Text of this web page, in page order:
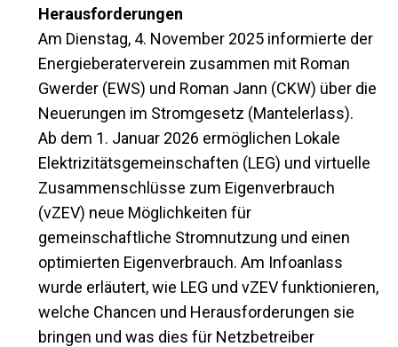
Herausforderungen
Am Dienstag, 4. November 2025 informierte der
Energieberaterverein zusammen mit Roman
Gwerder (EWS) und Roman Jann (CKW) über die
Neuerungen im Stromgesetz (Mantelerlass).
Ab dem 1. Januar 2026 ermöglichen Lokale
Elektrizitätsgemeinschaften (LEG) und virtuelle
Zusammenschlüsse zum Eigenverbrauch
(vZEV) neue Möglichkeiten für
gemeinschaftliche Stromnutzung und einen
optimierten Eigenverbrauch. Am Infoanlass
wurde erläutert, wie LEG und vZEV funktionieren,
welche Chancen und Herausforderungen sie
bringen und was dies für Netzbetreiber